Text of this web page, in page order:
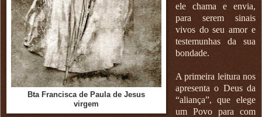
Bta Francisca de Paula de Jesus
virgem
ele chama e envia,
para serem sinais
vivos do seu amor e
testemunhas da sua
bondade.
A primeira leitura nos
apresenta o Deus da
“aliança”, que elege
um Povo para com